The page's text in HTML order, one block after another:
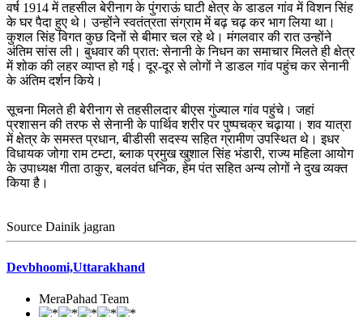
वर्ष 1914 में तहसील बेरीनाग के पुंगराऊं घाटी क्षेत्र के डाडल गांव में विशन सिंह
के घर पैदा हुए थे। उन्होंने स्वतंत्रता संग्राम में बढ़ चढ़ कर भाग लिया था।
कुशल सिंह विगत कुछ दिनों से बीमार चल रहे थे। मंगलवार की रात उन्होंने
अंतिम सांस ली। बुधवार की प्रात: सेनानी के निधन का समाचार मिलते ही क्षेत्र
में शोक की लहर व्याप्त हो गई। दूर-दूर से लोगों ने डाडल गांव पहुंच कर सेनानी
के अंतिम दर्शन किये।
सूचना मिलते ही बेरीनाग से तहसीलदार बीएस गुंज्याल गांव पहुंचे। जहां
प्रशासन की तरफ से सेनानी के पार्थिव शरीर पर पुष्पचक्र चढ़ाया। शव यात्रा
में क्षेत्र के समस्त प्रधान, बीडीसी सदस्य सहित ग्रामीण उपस्थित थे। इधर
विधायक जोगा राम टम्टा, ब्लाक प्रमुख खुशाल सिंह भंडारी, राज्य महिला आयोग
के उपाध्यक्ष गीता ठाकुर, बलवंत धनिक, हेम पंत सहित अन्य लोगों ने दुख व्यक्त
किया है।
Source Dainik jagran
Devbhoomi,Uttarakhand
MeraPahad Team